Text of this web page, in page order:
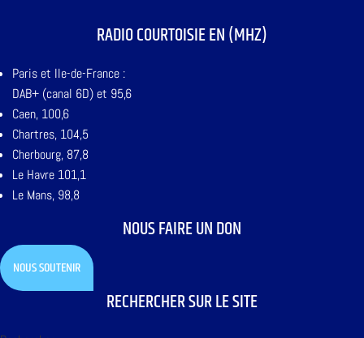
RADIO COURTOISIE EN (MHZ)
Paris et Ile-de-France :
DAB+ (canal 6D) et 95,6
Caen, 100,6
Chartres, 104,5
Cherbourg, 87,8
Le Havre 101,1
Le Mans, 98,8
NOUS FAIRE UN DON
NOUS SOUTENIR
RECHERCHER SUR LE SITE